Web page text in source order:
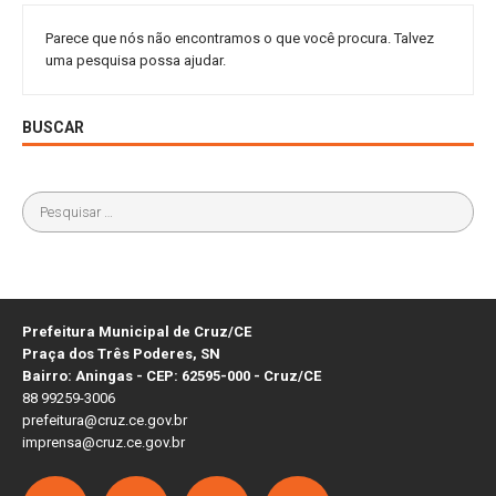
Parece que nós não encontramos o que você procura. Talvez
uma pesquisa possa ajudar.
BUSCAR
Prefeitura Municipal de Cruz/CE
Praça dos Três Poderes, SN
Bairro: Aningas - CEP: 62595-000 - Cruz/CE
88 99259-3006
prefeitura@cruz.ce.gov.br
imprensa@cruz.ce.gov.br